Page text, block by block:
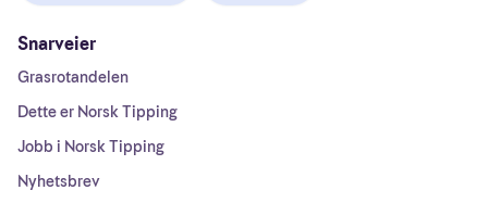
Snarveier
Grasrotandelen
Dette er Norsk Tipping
Jobb i Norsk Tipping
Nyhetsbrev